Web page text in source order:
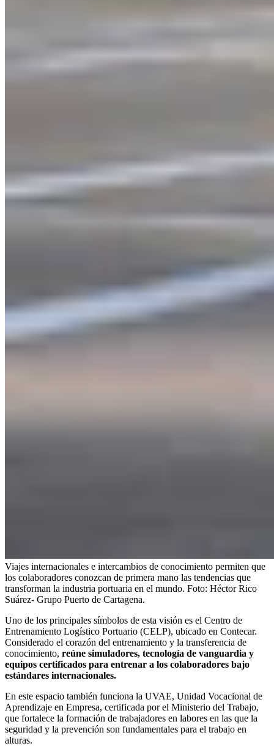
Viajes internacionales e intercambios de conocimiento permiten que
los colaboradores conozcan de primera mano las tendencias que
transforman la industria portuaria en el mundo. Foto: Héctor Rico
Suárez- Grupo Puerto de Cartagena.
Uno de los principales símbolos de esta visión es el Centro de
Entrenamiento Logístico Portuario (CELP), ubicado en Contecar.
Considerado el corazón del entrenamiento y la transferencia de
conocimiento, reúne simuladores, tecnología de vanguardia y
equipos certificados para entrenar a los colaboradores bajo
estándares internacionales.
En este espacio también funciona la UVAE, Unidad Vocacional de
Aprendizaje en Empresa, certificada por el Ministerio del Trabajo,
que fortalece la formación de trabajadores en labores en las que la
seguridad y la prevención son fundamentales para el trabajo en
alturas.